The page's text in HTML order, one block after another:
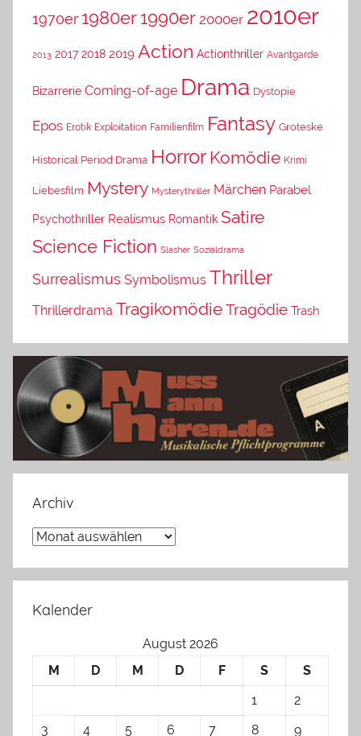
1970er 1980er 1990er 2000er 2010er
2013 2017 2018 2019 Action Actionthriller Avantgarde
Bizarrerie Coming-of-age Drama Dystopie
Epos Erotik Exploitation Familienfilm Fantasy Groteske
Historical Period Drama Horror Komödie Krimi
Liebesfilm Mystery Mysterythriller Märchen Parabel
Psychothriller Realismus Romantik Satire
Science Fiction Slasher Sozialdrama
Surrealismus Symbolismus Thriller
Thrillerdrama TragikomödieTragödie Trash
Archiv
Archiv
Kalender
August 2026
M
D M D F S
S
1
2
3
4 5 6 7 8 9